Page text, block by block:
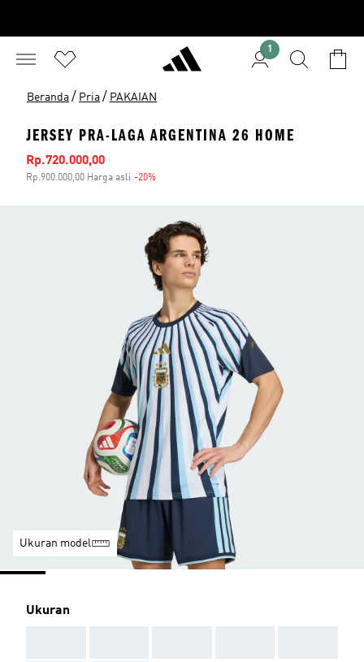
1
Beranda / Pria / PAKAIAN
JERSEY PRA-LAGA ARGENTINA 26 HOME
Harga penjualan
Rp.720.000,00
Rp.900.000,00 Harga asli -20%
Ukuran model
Ukuran